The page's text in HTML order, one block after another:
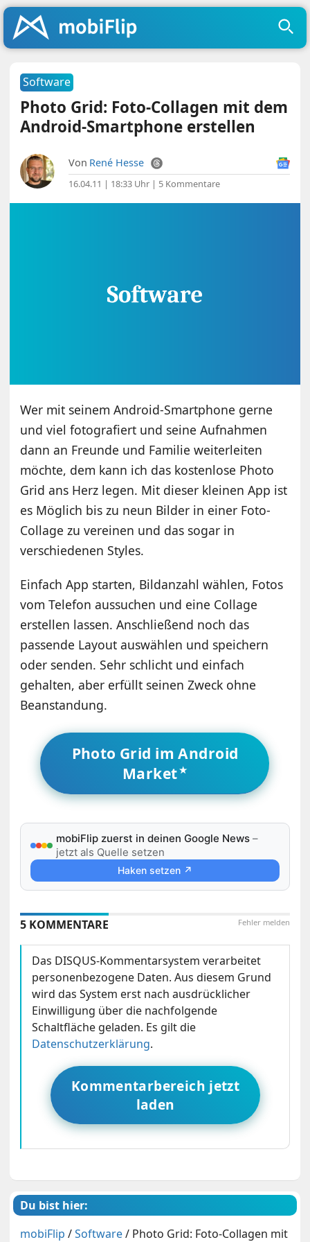
Software
Photo Grid: Foto-Collagen mit dem
Android-Smartphone erstellen
Von René Hesse
16.04.11 | 18:33 Uhr | 5 Kommentare
Wer mit seinem Android-Smartphone gerne
und viel fotografiert und seine Aufnahmen
dann an Freunde und Familie weiterleiten
möchte, dem kann ich das kostenlose Photo
Grid ans Herz legen. Mit dieser kleinen App ist
es Möglich bis zu neun Bilder in einer Foto-
Collage zu vereinen und das sogar in
verschiedenen Styles.
Einfach App starten, Bildanzahl wählen, Fotos
vom Telefon aussuchen und eine Collage
erstellen lassen. Anschließend noch das
passende Layout auswählen und speichern
oder senden. Sehr schlicht und einfach
gehalten, aber erfüllt seinen Zweck ohne
Beanstandung.
Photo Grid im Android
Market
mobiFlip zuerst in deinen Google News –
jetzt als Quelle setzen
Haken setzen ↗
Fehler melden
5 KOMMENTARE
Das DISQUS-Kommentarsystem verarbeitet
personenbezogene Daten. Aus diesem Grund
wird das System erst nach ausdrücklicher
Einwilligung über die nachfolgende
Schaltfläche geladen. Es gilt die
Datenschutzerklärung.
Kommentarbereich jetzt
laden
Du bist hier:
mobiFlip /Software/ Photo Grid: Foto-Collagen mit